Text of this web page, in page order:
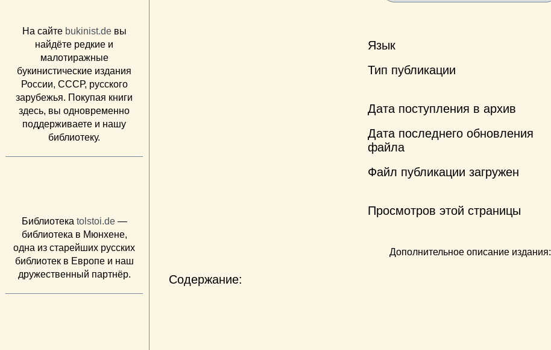
На сайте bukinist.deвы
найдёте редкие и
малотиражные
букинистические издания
России, СССР, русского
зарубежья. Покупая книги
здесь, вы одновременно
поддерживаете и нашу
библиотеку.
Библиотека tolstoi.de—
библиотека в Мюнхене,
одна из старейших русских
библиотек в Европе и наш
дружественный партнёр.
Язык
Тип публикации
Дата поступления в архив
Дата последнего обновления
файла
Файл публикации загружен
Просмотров этой страницы
Дополнительное описание издания:
Содержание: